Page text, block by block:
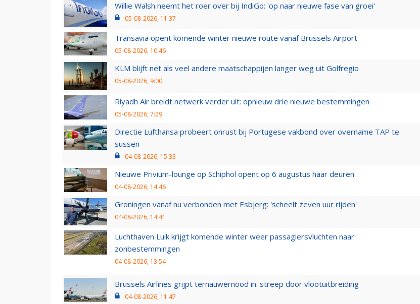
Willie Walsh neemt het roer over bij IndiGo: 'op naar nieuwe fase van groei'
05-08-2026, 11:37
Transavia opent komende winter nieuwe route vanaf Brussels Airport
05-08-2026, 10:46
KLM blijft net als veel andere maatschappijen langer weg uit Golfregio
05-08-2026, 9:00
Riyadh Air breidt netwerk verder uit: opnieuw drie nieuwe bestemmingen
05-08-2026, 7:29
Directie Lufthansa probeert onrust bij Portugese vakbond over overname TAP te
sussen
04-08-2026, 15:33
Nieuwe Privium-lounge op Schiphol opent op 6 augustus haar deuren
04-08-2026, 14:46
Groningen vanaf nu verbonden met Esbjerg: 'scheelt zeven uur rijden'
04-08-2026, 14:41
Luchthaven Luik krijgt komende winter weer passagiersvluchten naar
zonbestemmingen
04-08-2026, 13:54
Brussels Airlines grijpt ternauwernood in: streep door vlootuitbreiding
04-08-2026, 11:47